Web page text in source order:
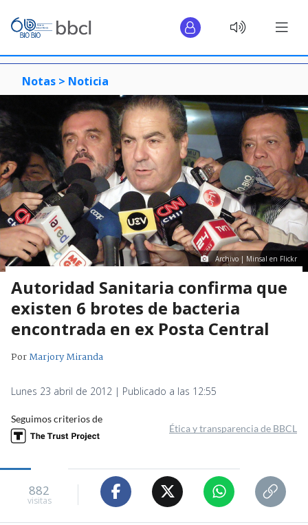
Notas > Noticia
Archivo | Minsal en Flickr
Autoridad Sanitaria confirma que
existen 6 brotes de bacteria
encontrada en ex Posta Central
PorMarjory Miranda
Lunes 23 abril de 2012 | Publicado a las 12:55
Seguimos criterios de
Ética y transparencia de BBCL
882
visitas